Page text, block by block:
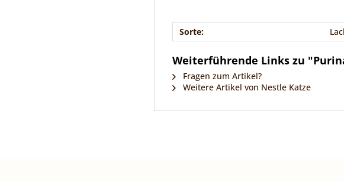
Sorte:
Weiterführende Links zu
Fragen zum Artikel?
Weitere Artikel von Nestle Katze